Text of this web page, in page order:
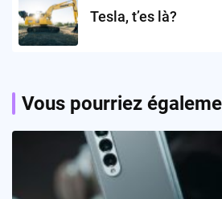
Tesla, t’es là?
Vous pourriez